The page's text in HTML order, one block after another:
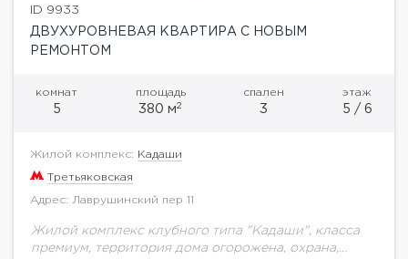
ID 9933
ДВУХУРОВНЕВАЯ КВАРТИРА С НОВЫМ
РЕМОНТОМ
комнат
5
площадь
380 м2
спален
3
этаж
5 / 6
Жилой комплекс: Кадаши
Третьяковская
Адрес: Лаврушинский пер 11
Жилой комплекс клубного типа "Кадаши", класса
премиум, территория дома огорожена, охрана,